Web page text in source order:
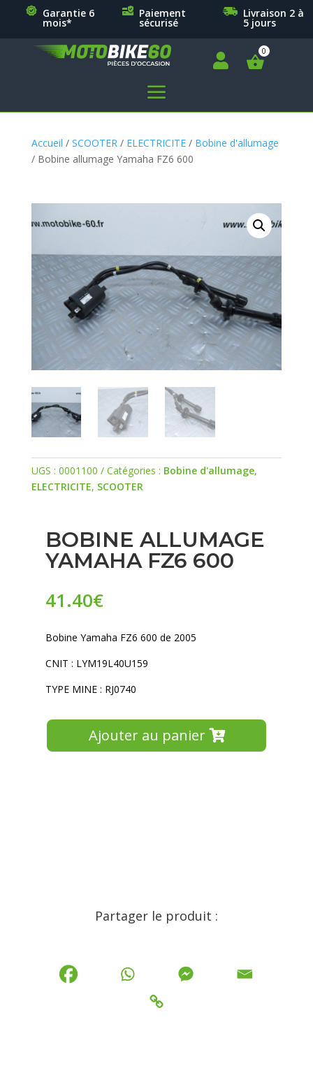
Garantie 6
mois*
Paiement
sécurisé
Livraison 2 à
5 jours

a
Accueil / SCOOTER / ELECTRICITE/ Bobine d'allumage
/ Bobine allumage Yamaha FZ6 600
UGS : 0001100 Catégories : Bobine d'allumage,
ELECTRICITE, SCOOTER
BOBINE ALLUMAGE
YAMAHA FZ6 600
41.40€
Bobine Yamaha FZ6 600 de 2005
CNIT : LYM19L40U159
TYPE MINE : RJ0740
Ajouter au panier
Partager le produit :